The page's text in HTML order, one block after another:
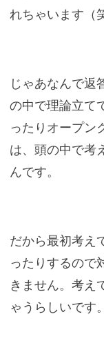
れちゃいます（
じゃあなんで返
の中で理論立て
ったりオープン
は、頭の中で考
んです。
だから最初考え
ったりするので
きません。考え
ゃうらしいです